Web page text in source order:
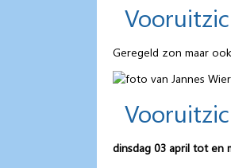
Geregeld zon maar
dinsdag 03 april tot en